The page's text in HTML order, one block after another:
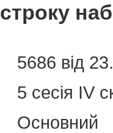
строку
5686 від
5 сесія IV
Основний